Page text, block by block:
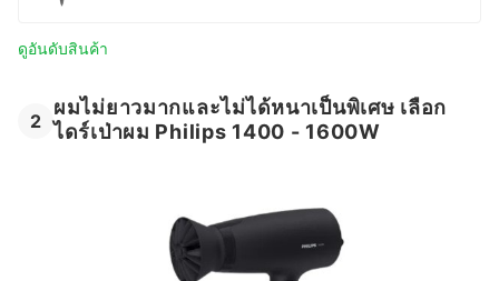
ดูอันดับสินค้า
2
ผมไม่ยาวมากและไม่ได้หนาเป็นพิเศษ เลือก
ไดร์เป่าผม Philips 1400 - 1600W